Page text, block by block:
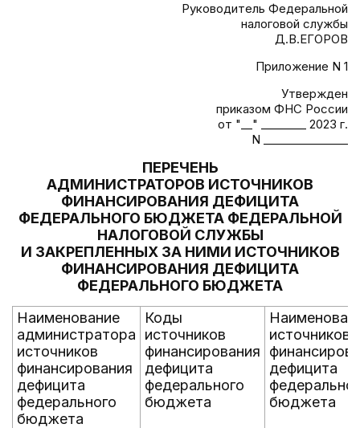
Руководитель Федеральной
налоговой службы
Д.В.ЕГОРОВ
Приложение N 1
Утвержден
приказом ФНС России
от "__" ________ 2023 г.
N _______________
ПЕРЕЧЕНЬ
АДМИНИСТРАТОРОВ ИСТОЧНИКОВ
ФИНАНСИРОВАНИЯ ДЕФИЦИТА
ФЕДЕРАЛЬНОГО БЮДЖЕТА ФЕДЕРАЛЬНОЙ
НАЛОГОВОЙ СЛУЖБЫ
И ЗАКРЕПЛЕННЫХ ЗА НИМИ ИСТОЧНИКОВ
ФИНАНСИРОВАНИЯ ДЕФИЦИТА
ФЕДЕРАЛЬНОГО БЮДЖЕТА
Наименование
администратора
источников
финансирования
дефицита
федерального
бюджета
Коды
источников
финансирования
дефицита
федерального
бюджета
источников
дефицита
бюджета